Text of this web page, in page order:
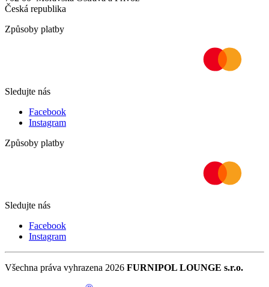
Česká republika
Způsoby platby
Sledujte nás
Facebook
Instagram
Způsoby platby
Sledujte nás
Facebook
Instagram
Všechna práva vyhrazena 2026 FURNIPOL LOUNGE s.r.o.